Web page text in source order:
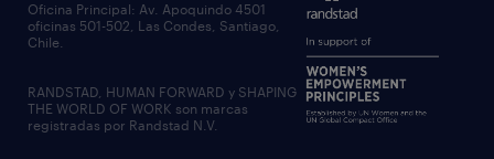
Oficina Principal: Av. Apoquindo 4501
oficinas 501-502, Las Condes, Santiago,
Chile.
RANDSTAD, HUMAN FORWARD y SHAPING
THE WORLD OF WORK son marcas
registradas por Randstad N.V.